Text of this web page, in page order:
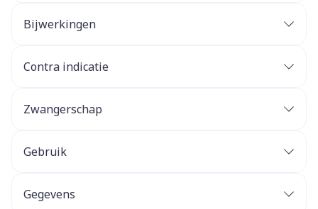
Bijwerkingen
Contra indicatie
Zwangerschap
Gebruik
Gegevens